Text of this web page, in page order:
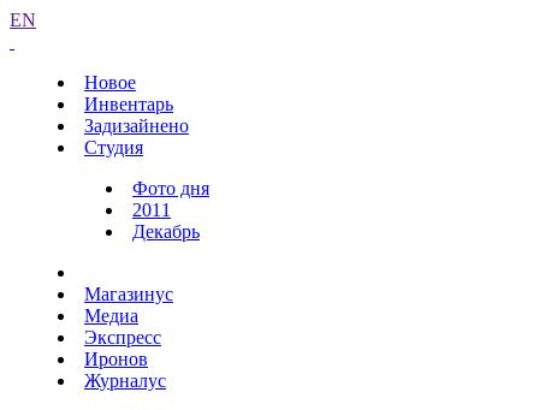
EN
Новое
Инвентарь
Задизайнено
Студия
Фото дня
2011
Декабрь
Магазинус
Медиа
Экспресс
Иронов
Журналус